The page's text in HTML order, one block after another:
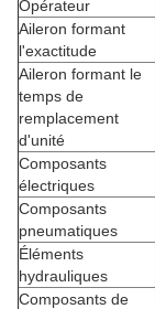
Opérateur
Aileron formant
l'exactitude
Aileron formant le
temps de
remplacement
d'unité
Composants
électriques
Composants
pneumatiques
Éléments
hydrauliques
Composants de